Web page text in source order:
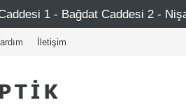
Caddesi 2 - Nişantaşı – Etiler
İletişim